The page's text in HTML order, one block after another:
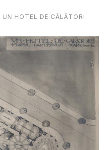
UN HOTEL DE CĂLĂTORI